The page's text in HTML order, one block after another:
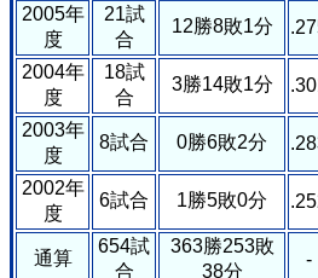
2005年
度
21試
合
12勝8敗1分
2004年
度
18試
合
3勝14敗1分
2003年
度
8試合 0勝6敗2分
2002年
度
6試合 1勝5敗0分
通算
654試
合
363勝253敗
38分
-